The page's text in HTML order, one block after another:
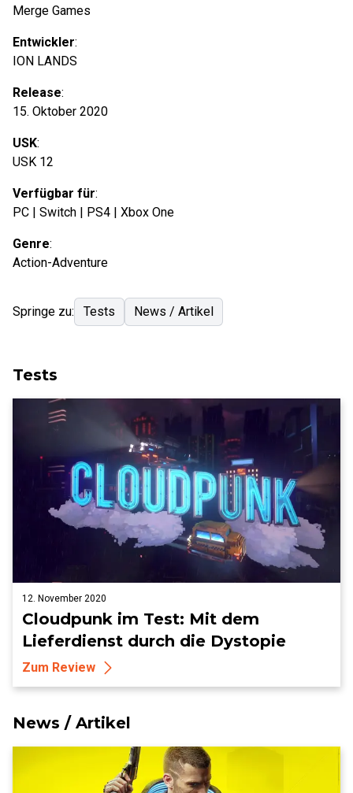
Merge Games
Entwickler:
ION LANDS
Release:
15. Oktober 2020
USK:
USK 12
Verfügbar für:
PC | Switch | PS4 | Xbox One
Genre:
Action-Adventure
Springe zu: Tests News / Artikel
Tests
12. November 2020
Cloudpunk im Test: Mit dem
Lieferdienst durch die Dystopie
Zum Review
News / Artikel